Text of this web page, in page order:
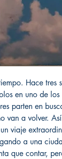
Hace tres
en uno de
parten en
van a volver.
viaje
a una
que contar,